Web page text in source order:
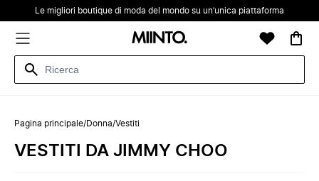
Le migliori boutique di moda del mondo su un’unica piattaforma
Pagina principale/Donna/Vestiti
VESTITI DA JIMMY CHOO